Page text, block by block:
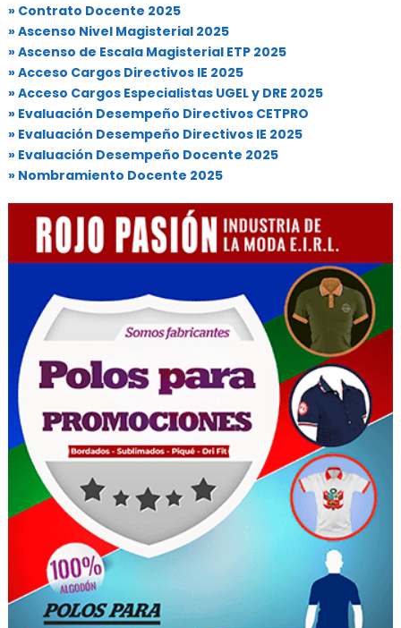
» Contrato Docente 2025
» Ascenso Nivel Magisterial 2025
» Ascenso de Escala Magisterial ETP 2025
» Acceso Cargos Directivos IE 2025
» Acceso Cargos Especialistas UGEL y DRE 2025
» Evaluación Desempeño Directivos CETPRO
» Evaluación Desempeño Directivos IE 2025
» Evaluación Desempeño Docente 2025
» Nombramiento Docente 2025